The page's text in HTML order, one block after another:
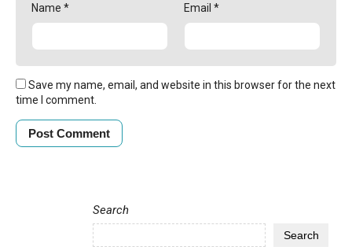
Name * Email *
Save my name, email, and website in this browser for the next
time I comment.
Search
Search